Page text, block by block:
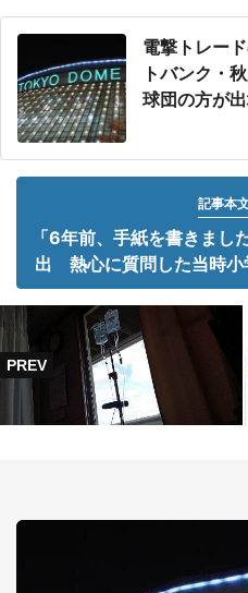
電撃トレー
トバンク・
球団の方が
記事本
「6年前、手紙を書きま
出 熱心に質問した当時小